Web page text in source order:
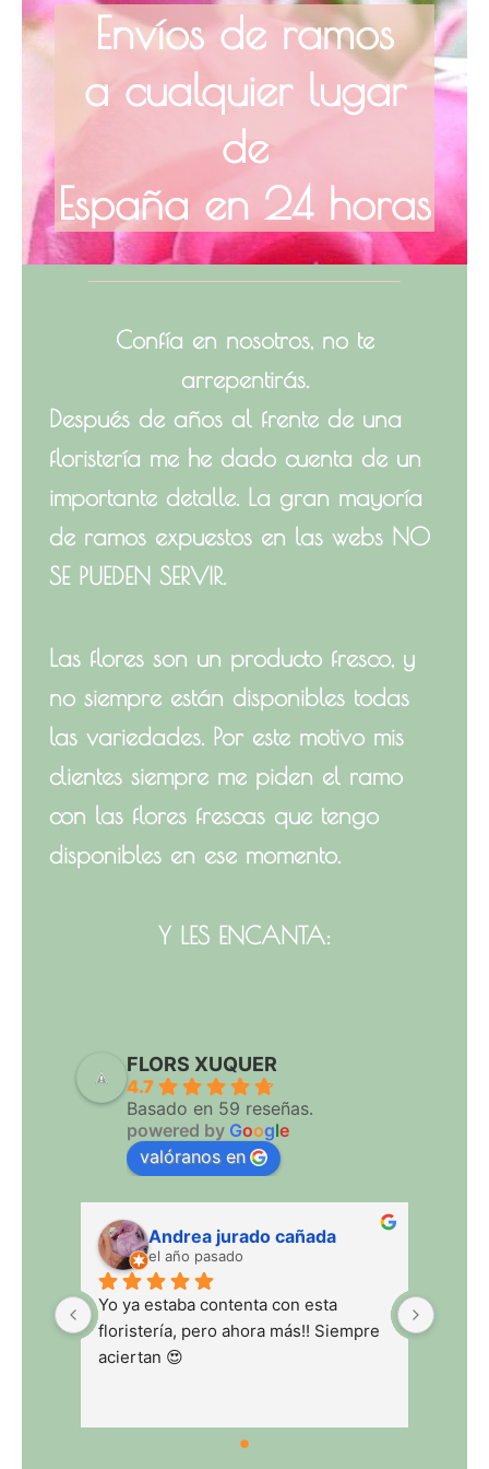
Envíos de ramos
a cualquier lugar
de
España en 24 horas
Confía en nosotros, no te
arrepentirás.
Después de años al frente de una
floristería me he dado cuenta de un
importante detalle. La gran mayoría
de ramos expuestos en las webs NO
SE PUEDEN SERVIR.
Las flores son un producto fresco, y
no siempre están disponibles todas
las variedades. Por este motivo mis
clientes siempre me piden el ramo
con las flores frescas que tengo
disponibles en ese momento.
Y LES ENCANTA:
FLORS XUQUER
4.7
Basado en 59 reseñas.
powered by Google
valóranos en
Andrea jurado cañada
el año pasado
Yo ya estaba contenta con esta
floristería, pero ahora más!! Siempre
aciertan 😍